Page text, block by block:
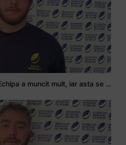
Stejarul Logan Weidner: Echipa a muncit mult, iar asta se va vedea în meciurile de la Nations Cup